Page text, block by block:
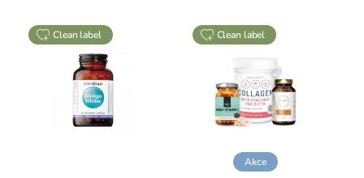
clean label clean label
Akce